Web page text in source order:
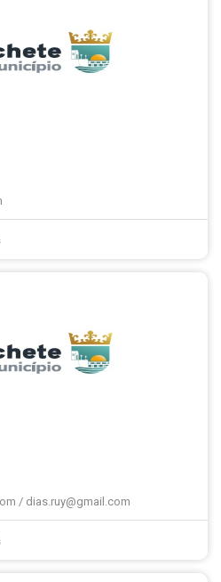
/ dias.ruy@gmail.com